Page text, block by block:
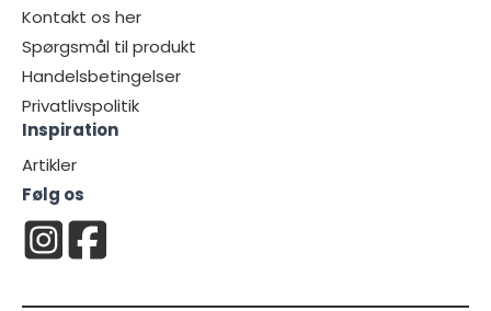
Kontakt os her
Spørgsmål til produkt
Handelsbetingelser
Privatlivspolitik
Inspiration
Artikler
Følg os